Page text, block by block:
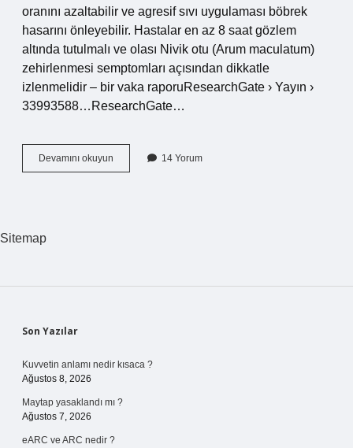
oranını azaltabilir ve agresif sıvı uygulaması böbrek
hasarını önleyebilir. Hastalar en az 8 saat gözlem
altında tutulmalı ve olası Nivik otu (Arum maculatum)
zehirlenmesi semptomları açısından dikkatle
izlenmelidir – bir vaka raporuResearchGate › Yayın ›
33993588…ResearchGate…
Devamını okuyun
Otu
14 Yorum
Sitemap
Sidebar
Son Yazılar
Kuvvetin anlamı nedir kısaca ?
Ağustos 8, 2026
Maytap yasaklandı mı ?
Ağustos 7, 2026
eARC ve ARC nedir ?